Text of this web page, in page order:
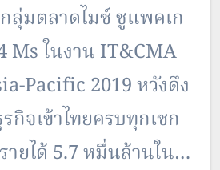
ลุ่มตลาดไมซ์ ชูแพคเก
Ms ในงาน IT&CMA
Pacific 2019 หวังดึง
กิจเข้าไทยครบทุกเซก
ายได้ 5.7 หมื่นล้านในปี